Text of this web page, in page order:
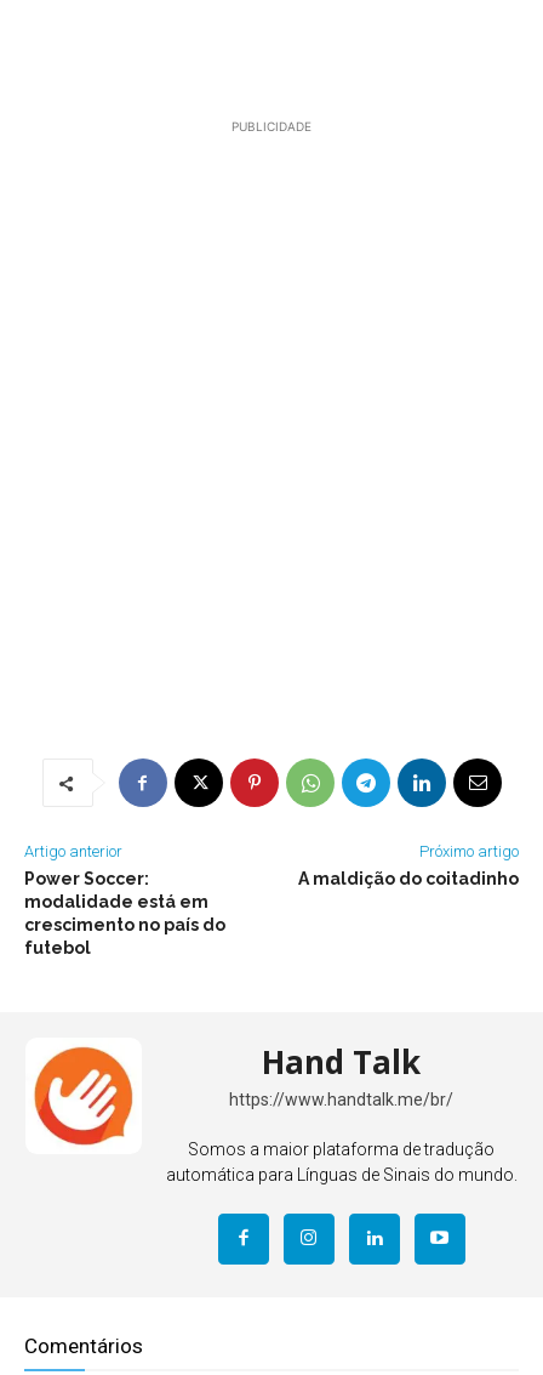
PUBLICIDADE
Artigo anterior
Power Soccer:
modalidade está em
crescimento no país do
futebol
Próximo artigo
A maldição do coitadinho
Hand Talk
https://www.handtalk.me/br/
Somos a maior plataforma de tradução
automática para Línguas de Sinais do mundo.
Comentários